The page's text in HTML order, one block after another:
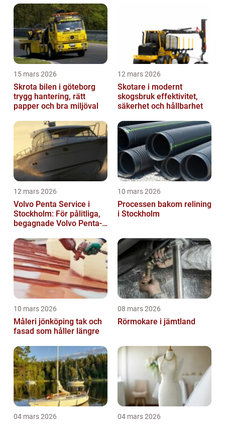
15 mars 2026
Skrota bilen i göteborg
trygg hantering, rätt
papper och bra miljöval
12 mars 2026
Skotare i modernt
skogsbruk effektivitet,
säkerhet och hållbarhet
12 mars 2026
Volvo Penta Service i
Stockholm: För pålitliga,
begagnade Volvo Penta-
10 mars 2026
Processen bakom relining
i Stockholm
10 mars 2026
Måleri jönköping tak och
fasad som håller längre
08 mars 2026
Rörmokare i jämtland
04 mars 2026 04 mars 2026